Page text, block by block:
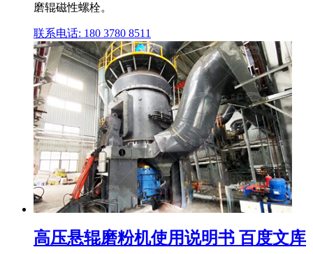
磨辊磁性螺栓。
联系电话: 180 3780 8511
高压悬辊磨粉机使用说明书 百度文库